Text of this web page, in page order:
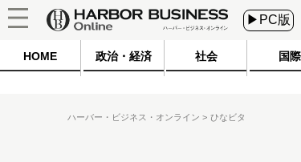
▶PC版
HOME 政治・経済 社会 国際
ハーバー・ビジネス・オンライン ひなビタ